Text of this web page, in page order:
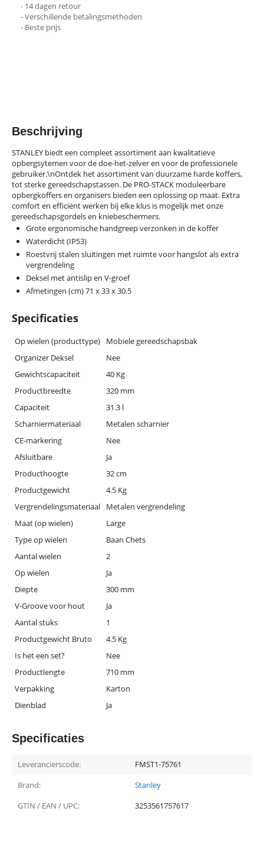
- 14 dagen retour
- Verschillende betalingsmethoden
- Beste prijs
Beschrijving
STANLEY biedt een compleet assortiment aan kwalitatieve
opbergsytemen voor de doe-het-zelver en voor de professionele
gebruiker.\nOntdek het assortiment van duurzame harde koffers,
tot sterke gereedschapstassen. De PRO-STACK moduleerbare
opbergkoffers en organisers bieden een oplossing op maat. Extra
comfort en efficiënt werken bij elke klus is mogelijk met onze
gereedschapsgordels en kniebeschermers.
Grote ergonomische handgreep verzonken in de koffer
Waterdicht (IP53)
Roestvrij stalen sluitingen met ruimte voor hangslot als extra
vergrendeling
Deksel met antislip en V-groef
Afmetingen (cm) 71 x 33 x 30.5
Specificaties
Op wielen (producttype)
Mobiele gereedschapsbak
Organizer Deksel
Nee
Gewichtscapaciteit
40 Kg
Productbreedte
320 mm
Capaciteit
31.3 l
Scharniermateriaal
Metalen scharnier
CE-markering
Nee
Afsluitbare
Ja
Producthoogte
32 cm
Productgewicht
4.5 Kg
Vergrendelingsmateriaal
Metalen vergrendeling
Maat (op wielen)
Large
Type op wielen
Baan Chets
Aantal wielen
2
Op wielen
Ja
Diepte
300 mm
V-Groove voor hout
Ja
Aantal stuks
1
Productgewicht Bruto
4.5 Kg
Is het een set?
Nee
Productlengte
710 mm
Verpakking
Karton
Dienblad
Ja
Specificaties
Leverancierscode:
FMST1-75761
Brand:
Stanley
GTIN / EAN / UPC:
3253561757617